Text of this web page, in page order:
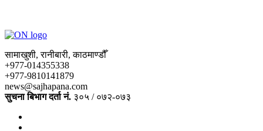
सामाखुशी, रानीबारी, काठमाण्डौँ
+977-014355338
+977-9810141879
news@sajhapana.com
सुचना बिभाग दर्ता नं. ३०५ / ०७२-०७३